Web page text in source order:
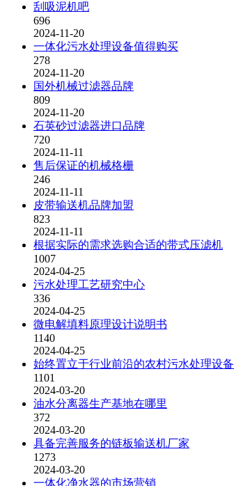
刮吸泥机吧
696
2024-11-20
一体化污水处理设备值得购买
278
2024-11-20
国外机械过滤器品牌
809
2024-11-20
石英砂过滤器进口品牌
720
2024-11-11
售后保证的机械格栅
246
2024-11-11
皮带输送机品牌加盟
823
2024-11-11
根据实际的需求选购合适的带式压滤机
1007
2024-04-25
污水处理工艺研究中心
336
2024-04-25
微电解填料原理设计说明书
1140
2024-04-25
始终置立于行业前沿的农村污水处理设备
1101
2024-03-20
油水分离器生产基地在哪里
372
2024-03-20
具备完善服务的链板输送机厂家
1273
2024-03-20
一体化净水器的市场营销